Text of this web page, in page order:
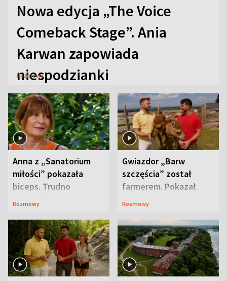
Nowa edycja „The Voice
Comeback Stage”. Ania
Karwan zapowiada
niespodzianki
Rozmowy
Anna z „Sanatorium
miłości” pokazała
biceps. Trudno
uwierzyć, co przeszła
Rozmowy
Gwiazdor „Barw
szczęścia” został
farmerem. Pokazał
swoje niezwykłe
Rozmowy